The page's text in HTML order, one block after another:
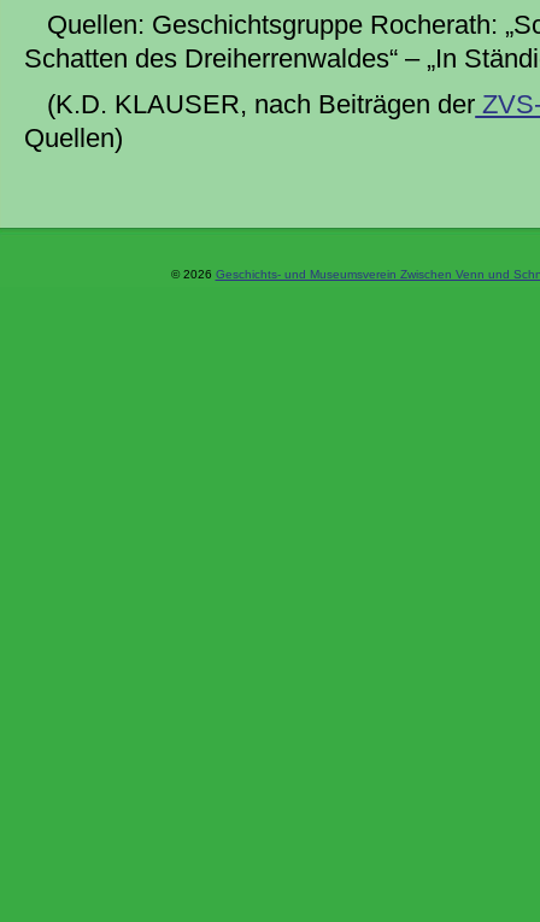
Quellen: Geschichtsgruppe Rocherath:
Schatten des Dreiherrenwaldes“ – „In
(K.D. KLAUSER, nach Beiträgen der
Quellen)
© 2026 Geschichts- und Museumsverein Zwischen Venn und